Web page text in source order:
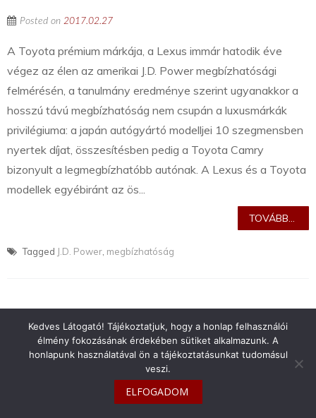
Posted on 2017.02.27
A Toyota prémium márkája, a Lexus immár hatodik éve
végez az élen az amerikai J.D. Power megbízhatósági
felmérésén, a tanulmány eredménye szerint ugyanakkor a
hosszú távú megbízhatóság nem csupán a luxusmárkák
privilégiuma: a japán autógyártó modelljei 10 szegmensben
nyertek díjat, összesítésben pedig a Toyota Camry
bizonyult a legmegbízhatóbb autónak. A Lexus és a Toyota
modellek egyébiránt az ös...
TOVÁBB...
Tagged J.D. Power megbízhatóság
info@toyotaclub.hu
Copyright © 2026Toyota Klub Magyarország
Kedves Látogató! Tájékoztatjuk, hogy a honlap felhasználói
élmény fokozásának érdekében sütiket alkalmazunk. A
honlapunk használatával ön a tájékoztatásunkat tudomásul
veszi.
ELFOGADOM